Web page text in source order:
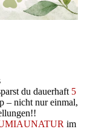
du dauerhaft 5
– nicht nur einmal,
im